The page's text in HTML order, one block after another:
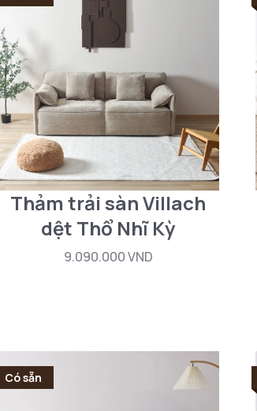
Thảm trải sàn Villach
dệt Thổ Nhĩ Kỳ
9.090.000 VND
Có sẵn